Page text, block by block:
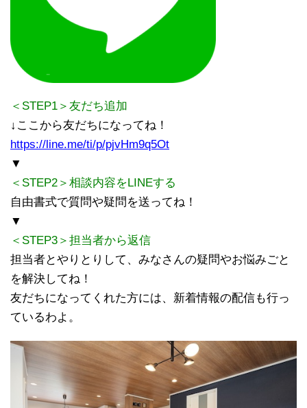
＜STEP1＞友だち追加
↓ここから友だちになってね！
https://line.me/ti/p/pjvHm9q5Ot
▼
＜STEP2＞相談内容をLINEする
自由書式で質問や疑問を送ってね！
▼
＜STEP3＞担当者から返信
担当者とやりとりして、みなさんの疑問やお悩みごと
を解決してね！
友だちになってくれた方には、新着情報の配信も行っ
ているわよ。